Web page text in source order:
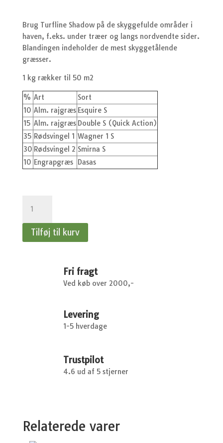
Brug Turfline Shadow på de skyggefulde områder i
haven, f.eks. under træer og langs nordvendte sider.
Blandingen indeholder de mest skyggetålende
græsser.
1 kg rækker til 50 m2
% Art
Sort
10 Alm. rajgræs Esquire S
15 Alm. rajgræs Double S (Quick Action)
35 Rødsvingel 1 Wagner 1 S
30 Rødsvingel 2 Smirna S
10 Engrapgræs Dasas
græsfrø
til
skygge
Tilføj til kurv
Fri fragt
Ved køb over 2000,-
Levering
1-5 hverdage
Trustpilot
4.6 ud af 5 stjerner
Relaterede varer